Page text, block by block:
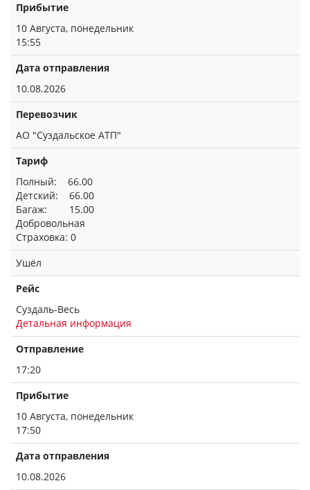
Прибытие
10 Августа, понедельник
15:55
Дата отправления
10.08.2026
Перевозчик
АО "Суздальское АТП"
Тариф
Полный: 66.00
Детский: 66.00
Багаж: 15.00
Добровольная
Страховка: 0
Ушёл
Рейс
Суздаль-Весь
Детальная информация
Отправление
17:20
Прибытие
10 Августа, понедельник
17:50
Дата отправления
10.08.2026